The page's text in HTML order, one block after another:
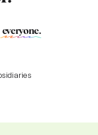
everyone.